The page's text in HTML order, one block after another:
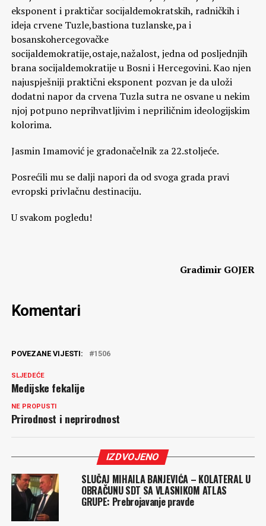
eksponent i praktičar socijaldemokratskih, radničkih i
ideja crvene Tuzle,bastiona tuzlanske,pa i
bosanskohercegovačke
socijaldemokratije,ostaje,nažalost, jedna od posljednjih
brana socijaldemokratije u Bosni i Hercegovini. Kao njen
najuspješniji praktični eksponent pozvan je da uloži
dodatni napor da crvena Tuzla sutra ne osvane u nekim
njoj potpuno neprihvatljivim i nepriličnim ideologijskim
kolorima.
Jasmin Imamović je gradonačelnik za 22.stoljeće.
Posrećili mu se dalji napori da od svoga grada pravi
evropski privlačnu destinaciju.
U svakom pogledu!
Gradimir GOJER
Komentari
POVEZANE VIJESTI: 1506
SLJEDEĆE
Medijske fekalije
NE PROPUSTI
Prirodnost i neprirodnost
IZDVOJENO
SLUČAJ MIHAILA BANJEVIĆA – KOLATERAL U
OBRAČUNU SDT SA VLASNIKOM ATLAS
GRUPE: Prebrojavanje pravde